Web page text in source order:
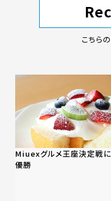
こちら
Miuexグルメ王座決定戦
優勝